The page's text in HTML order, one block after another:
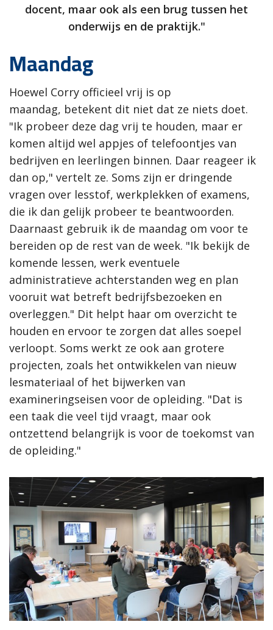
docent, maar ook als een brug tussen het
onderwijs en de praktijk."
Maandag
Hoewel Corry officieel vrij is op
maandag, betekent dit niet dat ze niets doet.
"Ik probeer deze dag vrij te houden, maar er
komen altijd wel appjes of telefoontjes van
bedrijven en leerlingen binnen. Daar reageer ik
dan op," vertelt ze. Soms zijn er dringende
vragen over lesstof, werkplekken of examens,
die ik dan gelijk probeer te beantwoorden.
Daarnaast gebruik ik de maandag om voor te
bereiden op de rest van de week. "Ik bekijk de
komende lessen, werk eventuele
administratieve achterstanden weg en plan
vooruit wat betreft bedrijfsbezoeken en
overleggen." Dit helpt haar om overzicht te
houden en ervoor te zorgen dat alles soepel
verloopt. Soms werkt ze ook aan grotere
projecten, zoals het ontwikkelen van nieuw
lesmateriaal of het bijwerken van
examineringseisen voor de opleiding. "Dat is
een taak die veel tijd vraagt, maar ook
ontzettend belangrijk is voor de toekomst van
de opleiding."